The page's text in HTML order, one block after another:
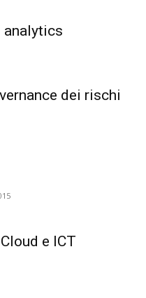
analytics
dei rischi
e ICT